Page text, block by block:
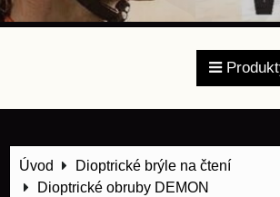
Úvod
Dioptrické brýle na čtení
Dioptrické obruby DEMON